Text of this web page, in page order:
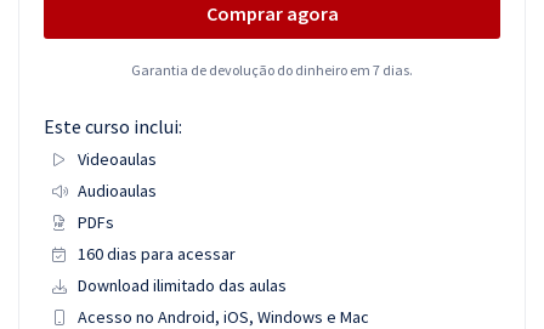
Comprar agora
Garantia de devolução do dinheiro em 7 dias.
Este curso inclui:
Videoaulas
Audioaulas
PDFs
160 dias para acessar
Download ilimitado das aulas
Acesso no Android, iOS, Windows e Mac